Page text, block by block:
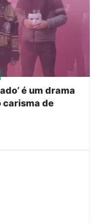
é um drama
carisma de